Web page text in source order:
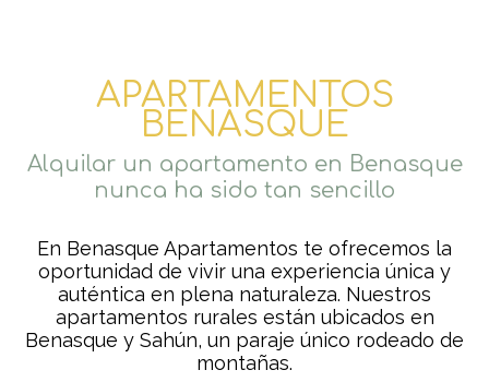
APARTAMENTOS
BENASQUE
Alquilar un apartamento en Benasque
nunca ha sido tan sencillo
En Benasque Apartamentos te ofrecemos la
oportunidad de vivir una experiencia única y
auténtica en plena naturaleza. Nuestros
apartamentos rurales están ubicados en
Benasque y Sahún, un paraje único rodeado de
montañas.